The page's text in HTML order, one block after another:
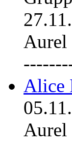
Aurel
Alice
Aurel